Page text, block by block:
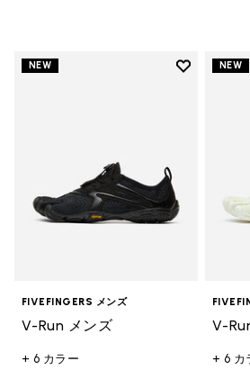
NEW
Add to
FIVEFINGERS メンズ
V-Run メンズ
+ 6 カラー
NEW
V-
+ 6 カ